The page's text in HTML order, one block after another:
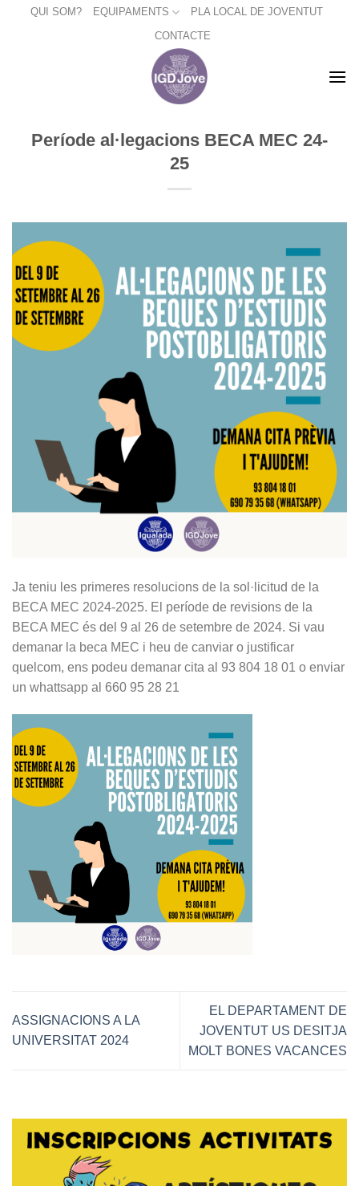
QUI SOM? EQUIPAMENTS
PLA LOCAL DE JOVENTUT
CONTACTE
Període al·legacions BECA MEC 24-
25
Ja teniu les primeres resolucions de la sol·licitud de la
BECA MEC 2024-2025. El període de revisions de la
BECA MEC és del 9 al 26 de setembre de 2024. Si vau
demanar la beca MEC i heu de canviar o justificar
quelcom, ens podeu demanar cita al 93 804 18 01 o enviar
un whattsapp al 660 95 28 21
ASSIGNACIONS A LA
UNIVERSITAT 2024
EL DEPARTAMENT DE
JOVENTUT US DESITJA
MOLT BONES VACANCES